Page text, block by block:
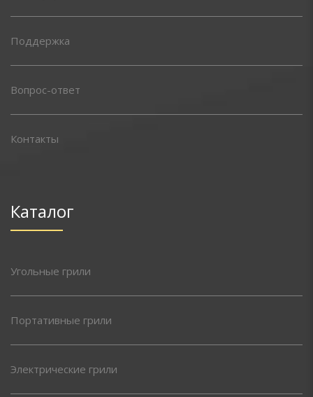
Поддержка
Вопрос-ответ
Контакты
Каталог
Угольные грили
Портативные грили
Электрические грили